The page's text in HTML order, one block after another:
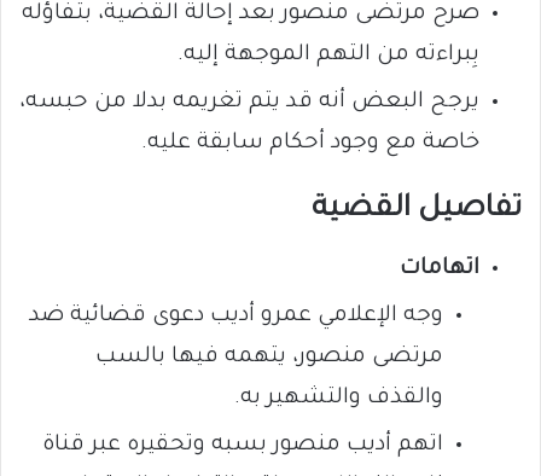
صرح مرتضى منصور بعد إحالة القضية، بتفاؤله
بِبراءته من التهم الموجهة إليه.
يرجح البعض أنه قد يتم تغريمه بدلا من حبسه،
خاصة مع وجود أحكام سابقة عليه.
تفاصيل القضية
اتهامات
وجه الإعلامي عمرو أديب دعوى قضائية ضد
مرتضى منصور، يتهمه فيها بالسب
والقذف والتشهير به.
اتهم أديب منصور بسبه وتحقيره عبر قناة